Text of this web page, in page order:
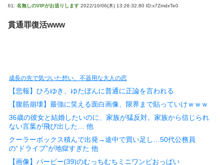
61: 名無しのVIPがお送りします 2022/10/06(木) 13:26:32.80 ID:x7ZmdxTe0
貫通罪復活www
成長の先で気づいた想い、不器用な大人の恋
【悲報】ひろゆき、ゆたぼんに普通に正論を言われる
【腹筋崩壊】最強に笑える面白画像、限界まで貼っていけｗｗｗ
36歳の彼女と結婚したいのに、家族が猛反対。家族から信じられ
ない言葉が飛び出した… 他
クーラーボックス積んで出発→途中で買い足し…50代公務員
の“ドライブ”が地獄すぎた 他
【画像】バービー(39)のむっちむちミニワンピおっぱい